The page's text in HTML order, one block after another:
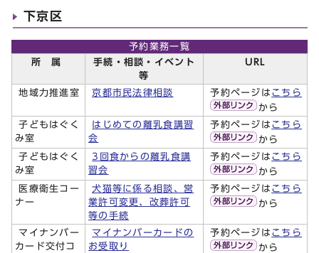
下京区
予約業務一覧
所 属
手続・相談・イベント
等
URL
地域力推進室 京都市民法律相談 予約ページは こちら
から
子どもはぐく
み室
はじめての離乳食講習
会
予約ページは こちら
から
子どもはぐく
み室
3回食からの離乳食講
習会
予約ページは こちら
から
医療衛生コー
ナー
犬猫等に係る相談、営
業許可変更、改葬許可
等の手続
予約ページは こちら
から
マイナンバー
カード交付コ
マイナンバーカードの
お受取り
予約ページは こちら
から